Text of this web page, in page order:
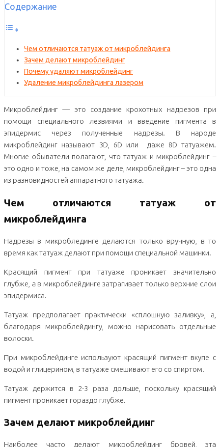
Содержание
Чем отличаются татуаж от микроблейдинга
Зачем делают микроблейдинг
Почему удаляют микроблейдинг
Удаление микроблейдинга лазером
Микроблейдинг — это создание крохотных надрезов при
помощи специального лезвиями и введение пигмента в
эпидермис через полученные надрезы. В народе
микроблейдинг называют 3D, 6D или даже 8D татуажем.
Многие обыватели полагают, что татуаж и микроблейдинг –
это одно и тоже, на самом же деле, микроблейдинг – это одна
из разновидностей аппаратного татуажа.
Чем отличаются татуаж от
микроблейдинга
Надрезы в микроблединге делаются только вручную, в то
время как татуаж делают при помощи специальной машинки.
Красящий пигмент при татуаже проникает значительно
глубже, а в микроблейдинге затрагивает только верхние слои
эпидермиса.
Татуаж предполагает практически «сплошную заливку», а,
благодаря микроблейдингу, можно нарисовать отдельные
волоски.
При микроблейдинге используют красящий пигмент вкупе с
водой и глицерином, в татуаже смешивают его со спиртом.
Татуаж держится в 2-3 раза дольше, поскольку красящий
пигмент проникает гораздо глубже.
Зачем делают микроблейдинг
Наиболее часто делают микроблейдинг бровей, эта